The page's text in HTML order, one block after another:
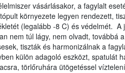
vásárlásakor, a fagylalt
környezete legyen rendezett,
(legalább -8 C) és védelmét.
nem túl lágy, nem olvadt, továbbá
tiszták és harmonizálnak a
külön adagoló eszközt, spatulát
törlőruhára ütögetéssel